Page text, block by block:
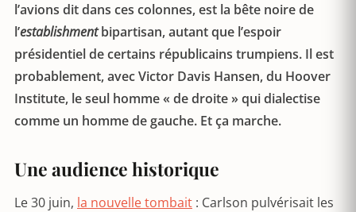
l’avions dit dans ces colonnes, est la bête noire de
l’establishmentbipartisan, autant que l’espoir
présidentiel de certains républicains trumpiens. Il est
probablement, avec Victor Davis Hansen, du Hoover
Institute, le seul homme « de droite » qui dialectise
comme un homme de gauche. Et ça marche.
Une audience historique
Le 30 juin, la nouvelle tombait : Carlson pulvérisait les